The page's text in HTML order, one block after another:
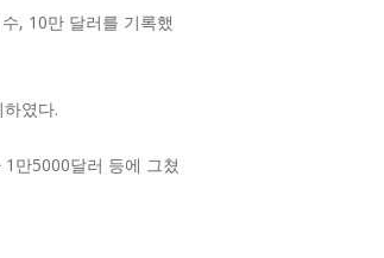
, 10만 달러를 기록했
였다.
만5000달러 등에 그쳤